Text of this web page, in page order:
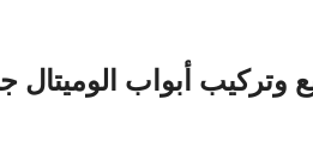
وتركيب أبواب الوميتال